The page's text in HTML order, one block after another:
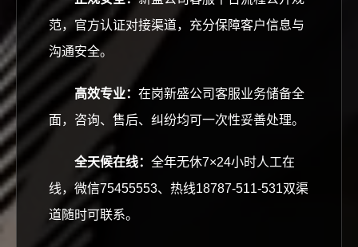
范，官方认证对接渠道，充分保障客户信息与
沟通安全。
高效专业： 在岗新盛公司客服业务储备全
面，咨询、售后、纠纷均可一次性妥善处理。
全天候在线： 全年无休7×24小时人工在
线，微信75455553、热线18787-511-531双渠
道随时可联系。